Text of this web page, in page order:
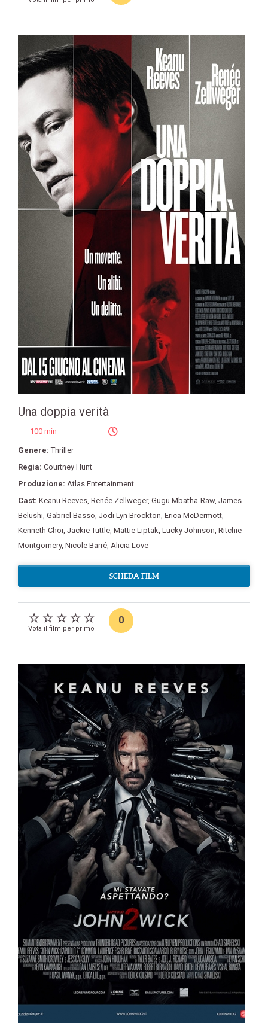
Una doppia verità
100 min
Genere:Thriller
Regia: Courtney Hunt
Produzione: Atlas Entertainment
Cast: Keanu Reeves, Renée Zellweger, Gugu Mbatha-Raw, James
Belushi, Gabriel Basso, Jodi Lyn Brockton, Erica McDermott,
Kenneth Choi, Jackie Tuttle, Mattie Liptak, Lucky Johnson, Ritchie
Montgomery, Nicole Barré, Alicia Love
SCHEDA FILM
Vota il film per primo
0